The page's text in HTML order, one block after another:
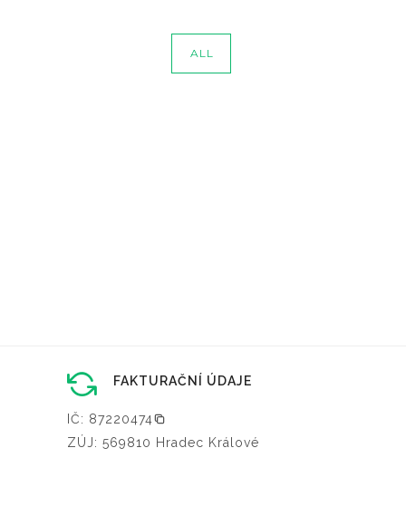
ALL
FAKTURAČNÍ ÚDAJE
IČ: 87220474
ZÚJ: 569810 Hradec Králové